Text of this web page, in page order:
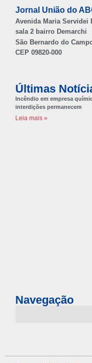
Jornal União do
Avenida Maria Servidei
sala 2 bairro Demarchi
São Bernardo do
CEP 09820-000
Últimas
Incêndio em empresa
interdições permanecem
Leia mais »
Navegação